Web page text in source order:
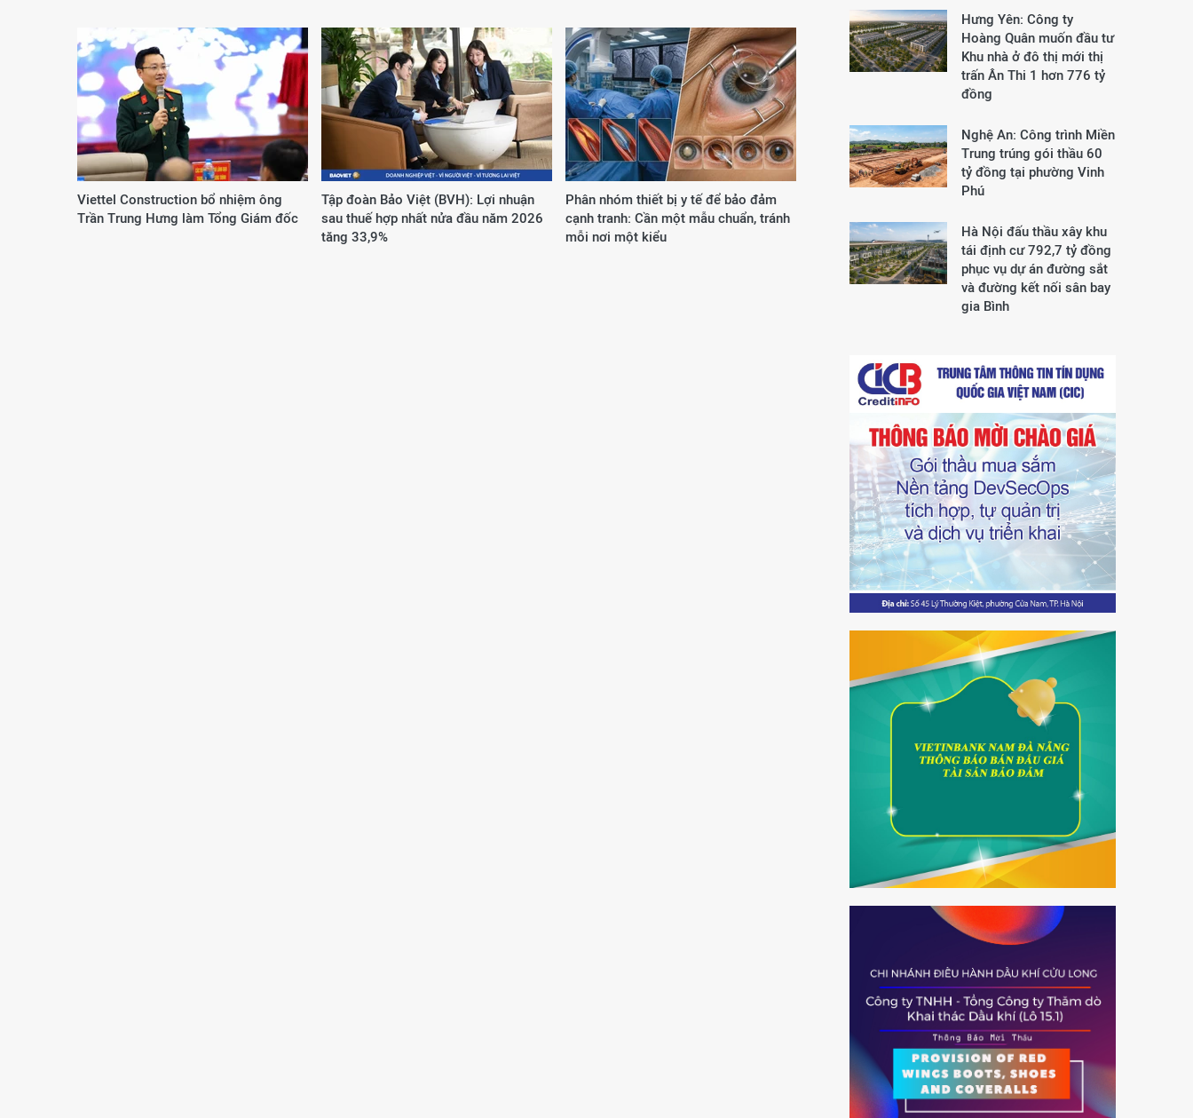
Viettel Construction bổ nhiệm ông
Trần Trung Hưng làm Tổng Giám đốc
Tập đoàn Bảo Việt (BVH): Lợi nhuận
sau thuế hợp nhất nửa đầu năm 2026
tăng 33,9%
Phân nhóm thiết bị y tế để bảo đảm
cạnh tranh: Cần một mẫu chuẩn, tránh
mỗi nơi một kiểu
Hưng Yên: Công ty
Hoàng Quân muốn đầu tư
Khu nhà ở đô thị mới thị
trấn Ân Thi 1 hơn 776 tỷ
đồng
Nghệ An: Công trình Miền
Trung trúng gói thầu 60
tỷ đồng tại phường Vinh
Phú
Hà Nội đấu thầu xây khu
tái định cư 792,7 tỷ đồng
phục vụ dự án đường sắt
và đường kết nối sân bay
gia Bình